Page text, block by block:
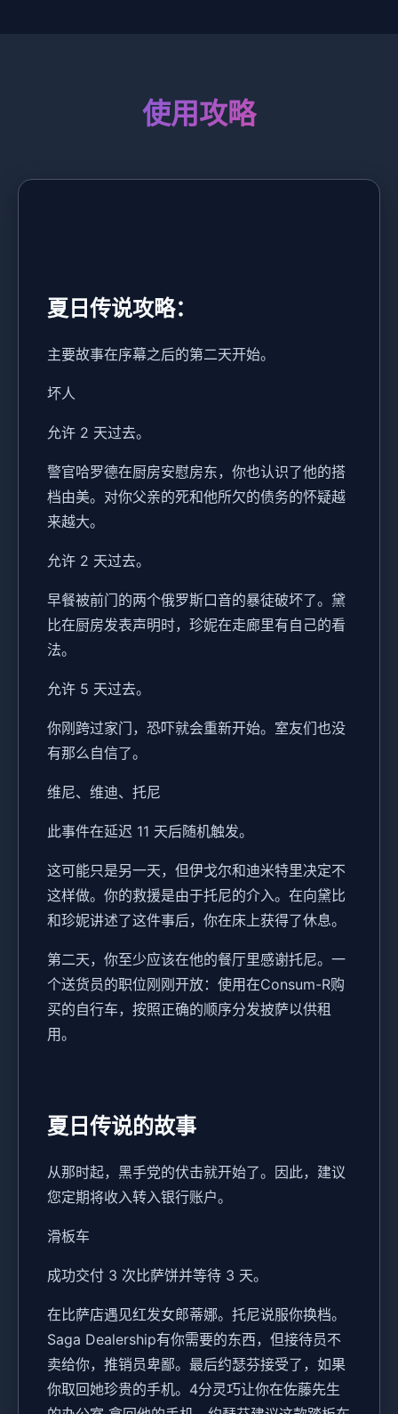
使用攻略
夏日传说攻略：
主要故事在序幕之后的第二天开始。
坏人
允许 2 天过去。
警官哈罗德在厨房安慰房东，你也认识了他的搭
档由美。对你父亲的死和他所欠的债务的怀疑越
来越大。
允许 2 天过去。
早餐被前门的两个俄罗斯口音的暴徒破坏了。黛
比在厨房发表声明时，珍妮在走廊里有自己的看
法。
允许 5 天过去。
你刚跨过家门，恐吓就会重新开始。室友们也没
有那么自信了。
维尼、维迪、托尼
此事件在延迟 11 天后随机触发。
这可能只是另一天，但伊戈尔和迪米特里决定不
这样做。你的救援是由于托尼的介入。在向黛比
和珍妮讲述了这件事后，你在床上获得了休息。
第二天，你至少应该在他的餐厅里感谢托尼。一
个送货员的职位刚刚开放：使用在Consum-R购
买的自行车，按照正确的顺序分发披萨以供租
用。
夏日传说的故事
从那时起，黑手党的伏击就开始了。因此，建议
您定期将收入转入银行账户。
滑板车
成功交付 3 次比萨饼并等待 3 天。
在比萨店遇见红发女郎蒂娜。托尼说服你换档。
Saga Dealership有你需要的东西，但接待员不
卖给你，推销员卑鄙。最后约瑟芬接受了，如果
你取回她珍贵的手机。4分灵巧让你在佐藤先生